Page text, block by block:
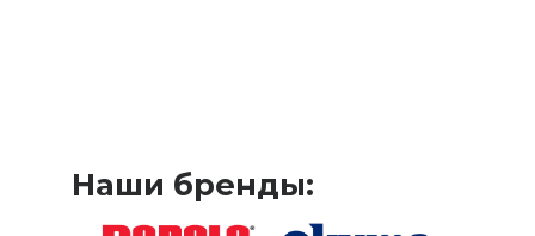
Наши бренды: